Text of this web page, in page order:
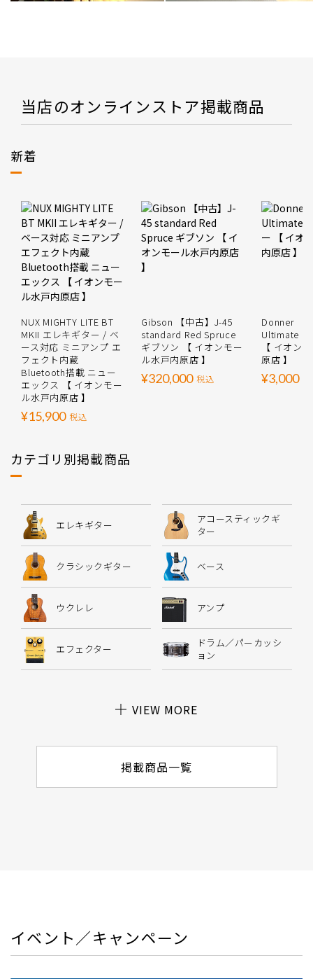
当店のオンラインストア掲載商品
新着
NUX MIGHTY LITE BT
MKII エレキギター / ベ
ース対応 ミニアンプ エ
フェクト内蔵
Bluetooth搭載 ニュー
エックス 【 イオンモー
ル水戸内原店 】
¥15,900 税込
Gibson 【中古】J-45
standard Red Spruce
ギブソン 【 イオンモー
ル水戸内原店 】
¥320,000 税込
Donner 【
Ultimate
【 イオン
原店 】
¥3,000
カテゴリ別掲載商品
エレキギター
アコースティックギ
ター
クラシックギター ベース
ウクレレ アンプ
エフェクター
ドラム／パーカッシ
ョン
VIEW MORE
掲載商品一覧
イベント／キャンペーン